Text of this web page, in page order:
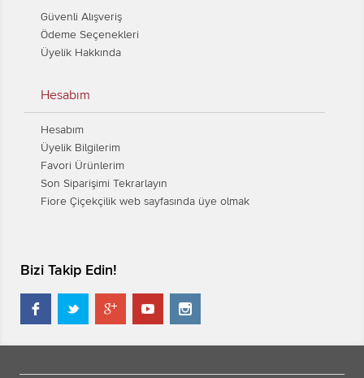
Güvenli Alışveriş
Ödeme Seçenekleri
Üyelik Hakkında
Hesabım
Hesabım
Üyelik Bilgilerim
Favori Ürünlerim
Son Siparişimi Tekrarlayın
Fiore Çiçekçilik web sayfasında üye olmak
Bizi Takip Edin!
    